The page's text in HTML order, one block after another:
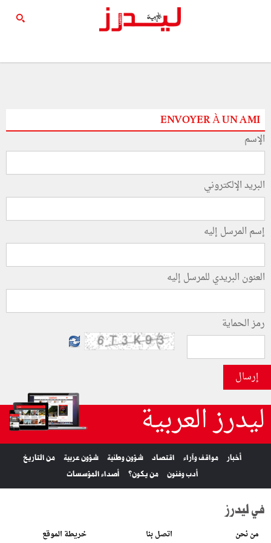
ENVOYER À UN AMI
الإسم
البريد الإلكتروني
إسم المرسل إليه
العنون البريدي للمرسل إليه
رمز الحماية
إرسال
ليدرز العربية
أخبار مواقف وآراء اقتصاد شؤون وطنية شؤون عربية
من التاريخ
أدب وفنون
من يكون؟ أصداء المؤسسات
في ليدرز
من نحن اتصل بنا خريطة الموقع